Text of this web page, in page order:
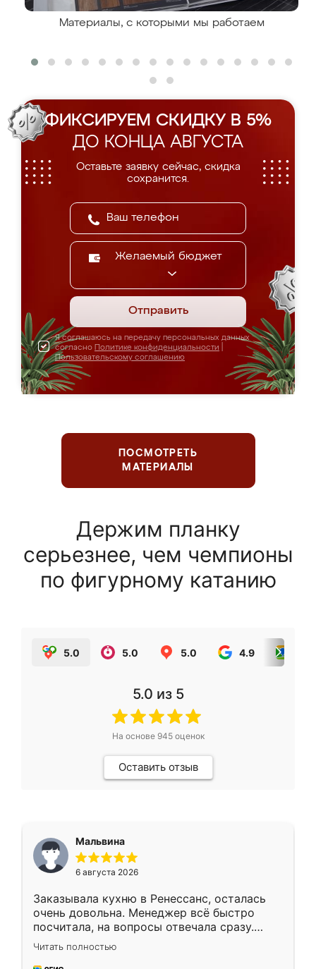
Материалы, с которыми мы работаем
ФИКСИРУЕМ СКИДКУ В 5%
ДО КОНЦА АВГУСТА
Оставьте заявку сейчас, скидка
сохранится.
Желаемый бюджет
Отправить
Я соглашаюсь на передачу персональных данных
согласно Политике конфиденциальности
Пользовательскому соглашению
ПОСМОТРЕТЬ
МАТЕРИАЛЫ
Держим планку
серьезнее, чем чемпионы
по фигурному катанию
5.0 5.0 5.0 4.9
5.0 из 5
На основе 945оценок
Оставить отзыв
Мальвина
6 августа 2026
Заказывала кухню в Ренессанс, осталась
очень довольна. Менеджер всё быстро
посчитала, на вопросы отвечала сразу.
Замерщик приехал в субботу, подошёл к
делу со всей ответственностью. Собрали
Читать полностью